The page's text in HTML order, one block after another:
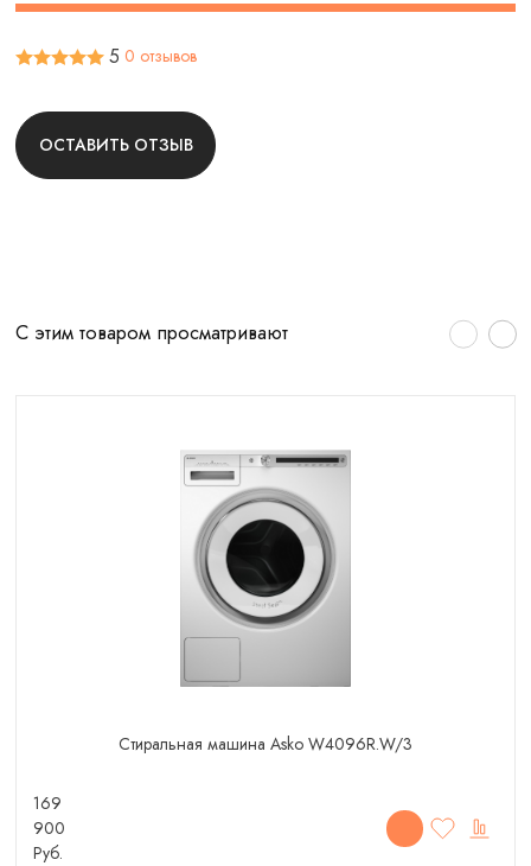
5 0 отзывов
ОСТАВИТЬ ОТЗЫВ
С этим товаром просматривают
Стиральная машина Asko W4096R.W/3
169
900
Руб.